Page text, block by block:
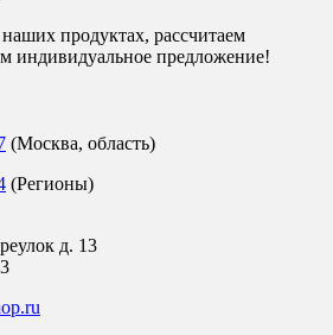
продуктах, рассчитаем
индивидуальное предложение!
(Москва, область)
(Регионы)
д. 13